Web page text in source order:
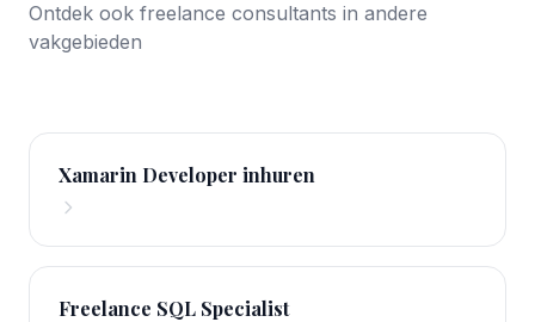
Ontdek ook freelance consultants in andere
vakgebieden
Xamarin Developer inhuren
Freelance SQL Specialist